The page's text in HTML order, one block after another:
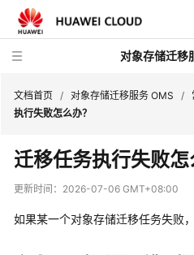
对象存储迁移
最
新
动
文档首页 / 对象存储迁移服务 OMS /
执行失败怎么办？
迁移任务执行失败怎
更新时间： 2026-07-06 GMT+08:00
如果某一个对象存储迁移任务失败